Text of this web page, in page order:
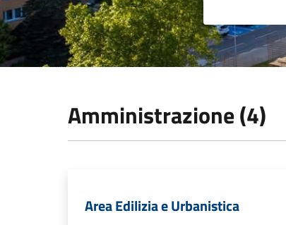
Amministrazione (4)
Area Edilizia e Urbanistica